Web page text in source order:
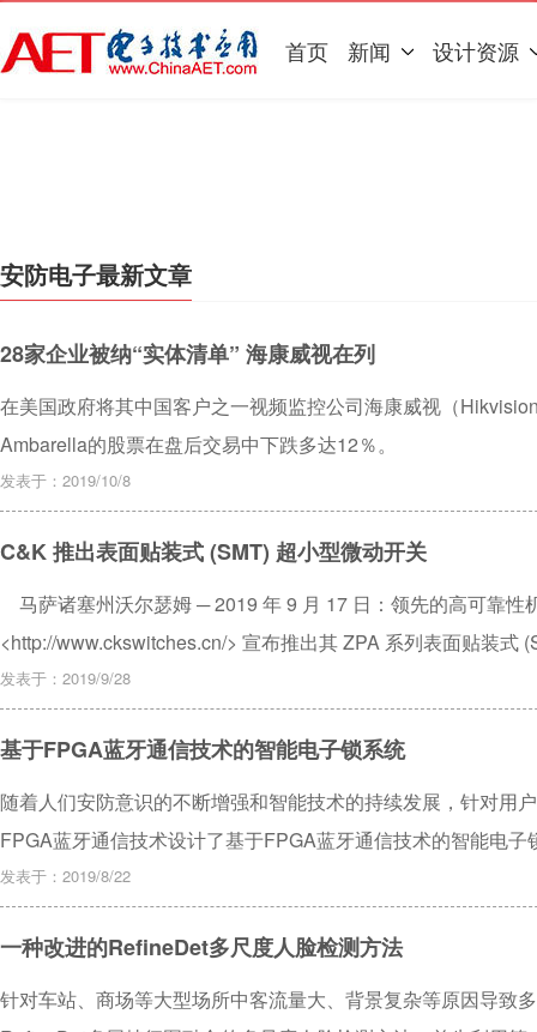
首页 新闻 设计资源
安防电子最新文章
28家企业被纳“实体清单” 海康威视在列
在美国政府将其中国客户之一视频监控公司海康威视（
Ambarella的股票在盘后交易中下跌多达12％。
发表于：2019/10/8
C&K 推出表面贴装式 (SMT) 超小型微动开关
马萨诸塞州沃尔瑟姆 ─ 2019 年 9 月 17 日：领先的高可靠性
<http://www.ckswitches.cn/> 宣布推出其 ZPA 系列表面贴装式
发表于：2019/9/28
基于FPGA蓝牙通信技术的智能电子锁系统
随着人们安防意识的不断增强和智能技术的持续发展，针对用
FPGA蓝牙通信技术设计了基于FPGA蓝牙通信技术的智能电
子锁进行双重加密处理，具有开锁、修改密码，管理员控制用
功能。经测试，系统使用方便，动态灵活，安全可靠。
发表于：2019/8/22
一种改进的RefineDet多尺度人脸检测方法
针对车站、商场等大型场所中客流量大、背景复杂等原因导致